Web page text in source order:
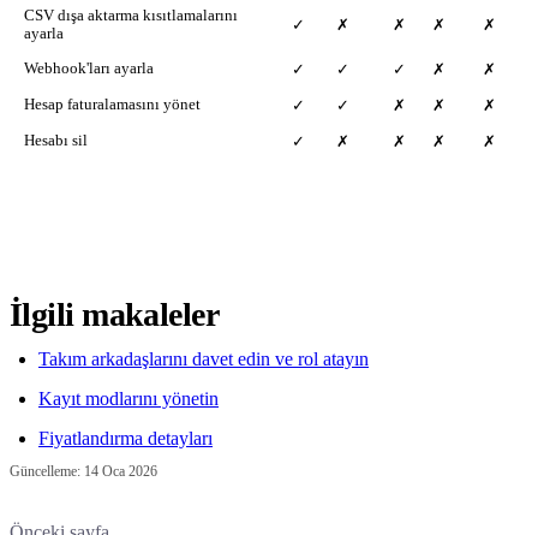
CSV dışa aktarma kısıtlamalarını
ayarla
✓ ✗ ✗ ✗ ✗
Webhook'ları ayarla ✓ ✓ ✓ ✗ ✗
Hesap faturalamasını yönet ✓ ✓ ✗ ✗ ✗
Hesabı sil ✓ ✗ ✗ ✗ ✗
İlgili makaleler
Takım arkadaşlarını davet edin ve rol atayın
Kayıt modlarını yönetin
Fiyatlandırma detayları
Güncelleme: 14 Oca 2026